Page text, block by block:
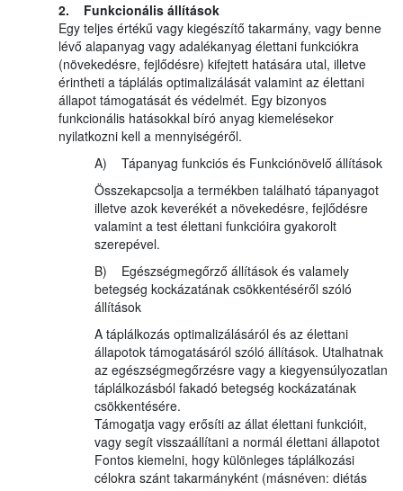
2. Funkcionális állítások
Egy teljes értékű vagy kiegészítő takarmány, vagy benne
lévő alapanyag vagy adalékanyag élettani funkciókra
(növekedésre, fejlődésre) kifejtett hatására utal, illetve
érintheti a táplálás optimalizálását valamint az élettani
állapot támogatását és védelmét. Egy bizonyos
funkcionális hatásokkal bíró anyag kiemelésekor
nyilatkozni kell a mennyiségéről.
A) Tápanyag funkciós és Funkciónövelő állítások
Összekapcsolja a termékben található tápanyagot
illetve azok keverékét a növekedésre, fejlődésre
valamint a test élettani funkcióira gyakorolt
szerepével.
B) Egészségmegőrző állítások és valamely
betegség kockázatának csökkentéséről szóló
állítások
A táplálkozás optimalizálásáról és az élettani
állapotok támogatásáról szóló állítások. Utalhatnak
az egészségmegőrzésre vagy a kiegyensúlyozatlan
táplálkozásból fakadó betegség kockázatának
csökkentésére.
Támogatja vagy erősíti az állat élettani funkcióit,
vagy segít visszaállítani a normál élettani állapotot
Fontos kiemelni, hogy különleges táplálkozási
célokra szánt takarmányként (másnéven: diétás